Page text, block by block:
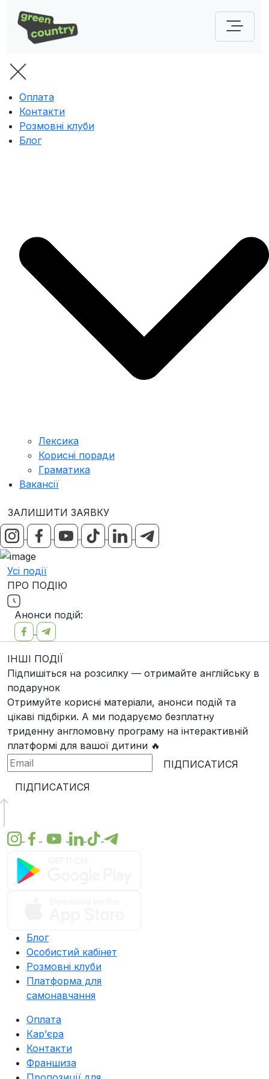
Оплата
Контакти
Розмовні клуби
Блог
Лексика
Корисні поради
Граматика
Вакансії
ЗАЛИШИТИ ЗАЯВКУ
Усі події
ПРО ПОДІЮ
Анонси подій:
ІНШІ ПОДІЇ
Підпишіться на розсилку — отримайте англійську в
подарунок
Отримуйте корисні матеріали, анонси подій та
цікаві підбірки. А ми подаруємо безплатну
триденну англомовну програму на інтерактивній
платформі для вашої дитини 🔥
ПІДПИСАТИСЯ
ПІДПИСАТИСЯ
Блог
Особистий кабінет
Розмовні клуби
Платформа для
самонавчання
Оплата
Карʼєра
Контакти
Франшиза